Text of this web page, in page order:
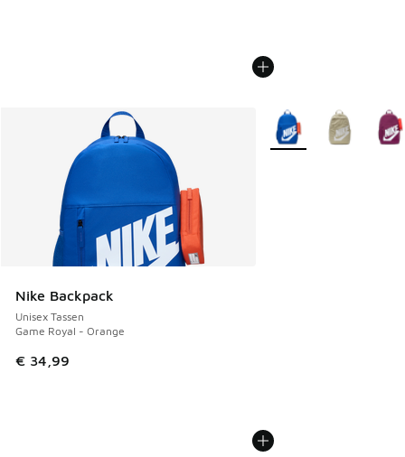
Nike Backpack
Unisex Tassen
Game Royal - Orange
€ 34,99
Meer kleuren